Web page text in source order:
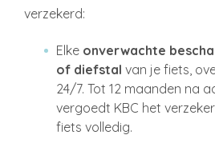
verzekerd:
Elke onverwachte
of diefstal van je fiets,
24/7. Tot 12 maanden na
vergoedt KBC het
fiets volledig.